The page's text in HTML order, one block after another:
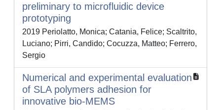
preliminary to microfluidic device
prototyping
2019 Periolatto, Monica; Catania, Felice; Scaltrito,
Luciano; Pirri, Candido; Cocuzza, Matteo; Ferrero,
Sergio
Numerical and experimental evaluation
of SLA polymers adhesion for
innovative bio-MEMS